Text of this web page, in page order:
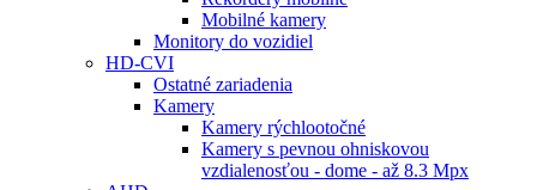
Mobilné kamery
Monitory do vozidiel
HD-CVI
Ostatné zariadenia
Kamery
Kamery rýchlootočné
Kamery s pevnou ohniskovou
vzdialenosťou - dome - až 8.3 Mpx